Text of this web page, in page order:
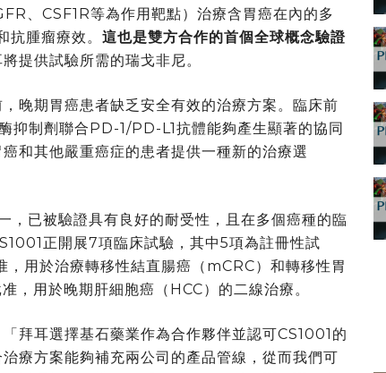
、CSF1R等為作用靶點）治療含胃癌在內的多
腫瘤療效。 這也是雙方合作的首個全球概念驗證
提供試驗所需的瑞戈非尼。
，晚期胃癌患者缺乏安全有效的治療方案。臨床前
抑制劑聯合PD-1/PD-L1抗體能夠產生顯著的協同
和其他嚴重癌症的患者提供一種新的治療選
，已被驗證具有良好的耐受性，且在多個癌種的臨
正開展7項臨床試驗，其中5項為註冊性試
用於治療轉移性結直腸癌（mCRC）和轉移性胃
，用於晚期肝細胞癌（HCC）的二線治療。
「拜耳選擇基石藥業作為合作夥伴並認可CS1001的
療方案能夠補充兩公司的產品管線，從而我們可